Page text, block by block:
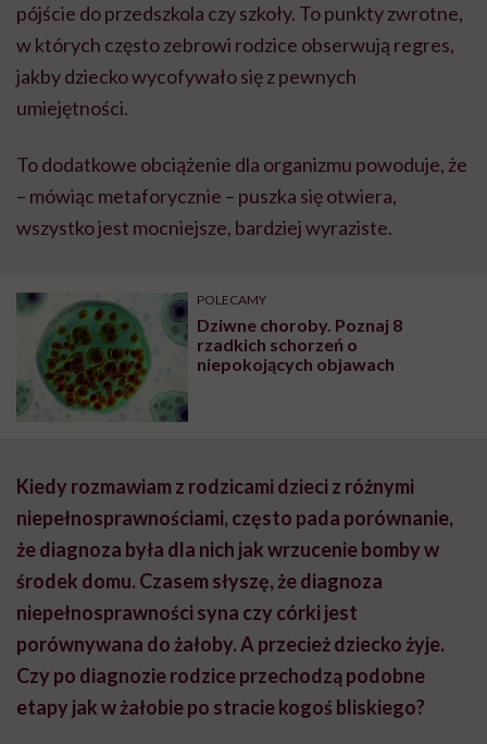
pójście do przedszkola czy szkoły. To punkty zwrotne,
w których często zebrowi rodzice obserwują regres,
jakby dziecko wycofywało się z pewnych
umiejętności.
To dodatkowe obciążenie dla organizmu powoduje, że
– mówiąc metaforycznie – puszka się otwiera,
wszystko jest mocniejsze, bardziej wyraziste.
POLECAMY
Dziwne choroby. Poznaj 8
rzadkich schorzeń o
niepokojących objawach
Kiedy rozmawiam z rodzicami dzieci z różnymi
niepełnosprawnościami, często pada porównanie,
że diagnoza była dla nich jak wrzucenie bomby w
środek domu. Czasem słyszę, że diagnoza
niepełnosprawności syna czy córki jest
porównywana do żałoby. A przecież dziecko żyje.
Czy po diagnozie rodzice przechodzą podobne
etapy jak w żałobie po stracie kogoś bliskiego?